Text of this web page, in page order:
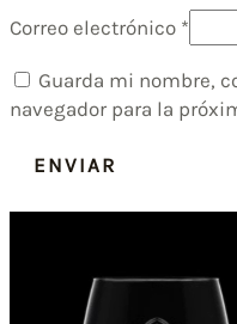
Correo electrónico *
Guarda mi nombre,
navegador para la